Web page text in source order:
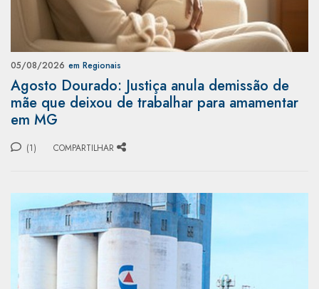
05/08/2026 em Regionais
Agosto Dourado: Justiça anula demissão de
mãe que deixou de trabalhar para amamentar
em MG
(1) COMPARTILHAR